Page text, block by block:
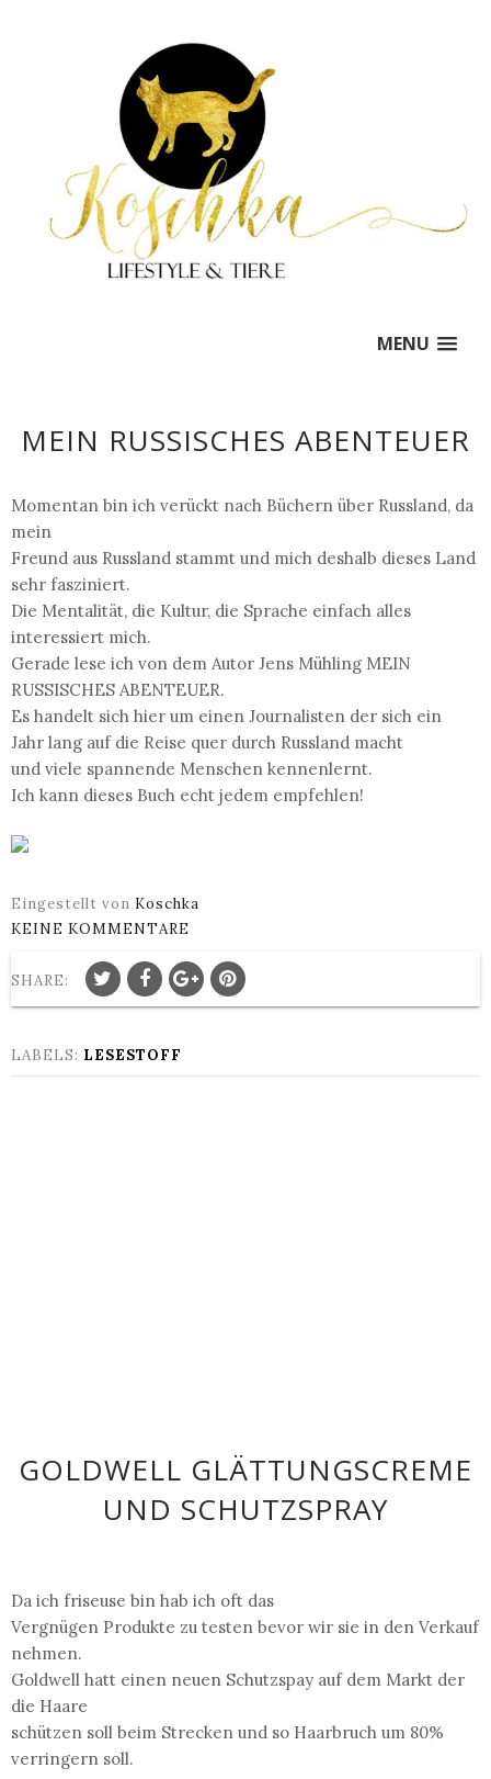
MENU
MEIN RUSSISCHES ABENTEUER
Momentan bin ich verückt nach Büchern über Russland, da
mein
Freund aus Russland stammt und mich deshalb dieses Land
sehr fasziniert.
Die Mentalität, die Kultur, die Sprache einfach alles
interessiert mich.
Gerade lese ich von dem Autor Jens Mühling MEIN
RUSSISCHES ABENTEUER.
Es handelt sich hier um einen Journalisten der sich ein
Jahr lang auf die Reise quer durch Russland macht
und viele spannende Menschen kennenlernt.
Ich kann dieses Buch echt jedem empfehlen!
Eingestellt von Koschka
KEINE KOMMENTARE
SHARE:
LABELS: LESESTOFF
GOLDWELL GLÄTTUNGSCREME
UND SCHUTZSPRAY
Da ich friseuse bin hab ich oft das
Vergnügen Produkte zu testen bevor wir sie in den Verkauf
nehmen.
Goldwell hatt einen neuen Schutzspay auf dem Markt der
die Haare
schützen soll beim Strecken und so Haarbruch um 80%
verringern soll.